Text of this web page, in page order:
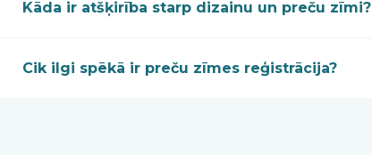
Kāda ir atšķirība starp dizainu un preču zīmi?
Cik ilgi spēkā ir preču zīmes reģistrācija?